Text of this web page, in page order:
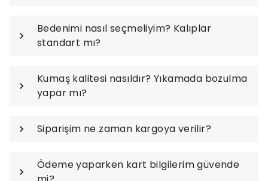
Bedenimi nasıl seçmeliyim? Kalıplar
standart mı?
Kumaş kalitesi nasıldır? Yıkamada bozulma
yapar mı?
Siparişim ne zaman kargoya verilir?
Ödeme yaparken kart bilgilerim güvende